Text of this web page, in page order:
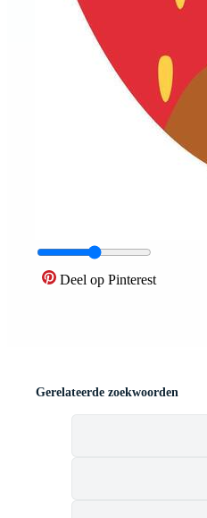
Deel op Pinterest
Gerelateerde zoekwoorden